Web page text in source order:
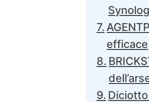
efficace